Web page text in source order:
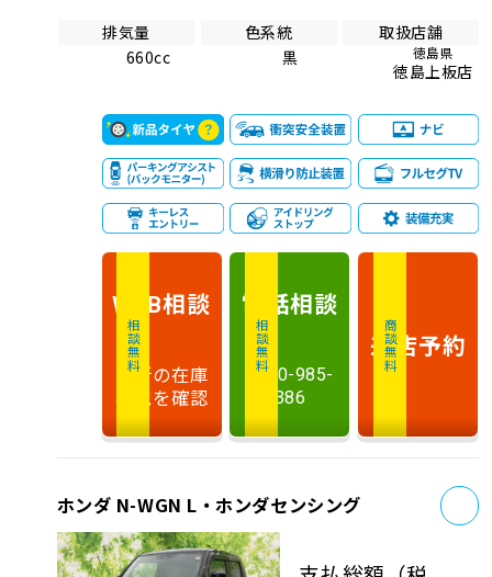
排気量
660cc
色系統
黒
取扱店舗
徳島県
徳島上板店
相談無料
WEB相談
最新の在庫
状況を確認
相談無料
電話相談
0120-985-
386
商談無料
来店予約
ホンダ N-WGN L・ホンダセンシング